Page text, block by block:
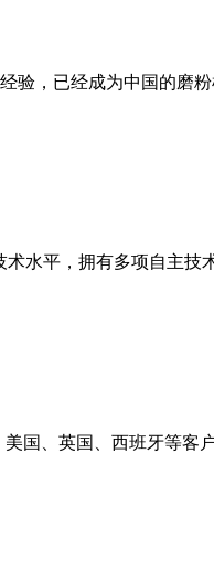
验，已经成为中国的磨
水平，拥有多项自主
国、英国、西班牙等